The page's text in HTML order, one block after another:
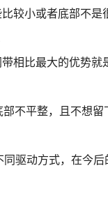
较小或者底部不
相比最大的优势
不平整，且不想
驱动方式，在今